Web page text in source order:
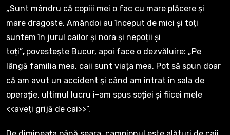
„Sunt mândru că copiii mei o fac cu mare plăcere și
mare dragoste. Amândoi au început de mici și toți
suntem în jurul cailor și nora și nepoții și
toți”, povestește Bucur, apoi face o dezvăluire: „Pe
lângă familia mea, caii sunt viața mea. Pot să spun doar
că am avut un accident și când am intrat în sala de
operație, ultimul lucru i-am spus soției și fiicei mele
<<aveți grijă de cai>>”.